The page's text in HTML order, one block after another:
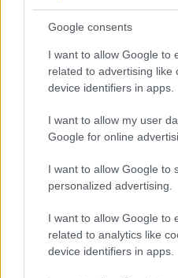
Google consents
I want to allow Google to
related to advertising like
device identifiers in apps.
I want to allow my user
Google for online
I want to allow Google to
personalized advertising.
I want to allow Google to
related to analytics like
device identifiers in apps.
NECROLOGIE
Mario Malu
Paolo Pinna